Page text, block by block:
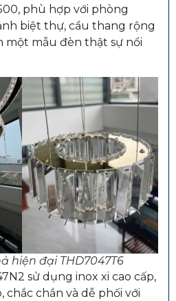
phù hợp với phòng
biệt thự, cầu thang rộng
một mẫu đèn thật sự nổi
hiện đại THD7047T6
sử dụng inox xi cao cấp,
chắc chắn và dễ phối với